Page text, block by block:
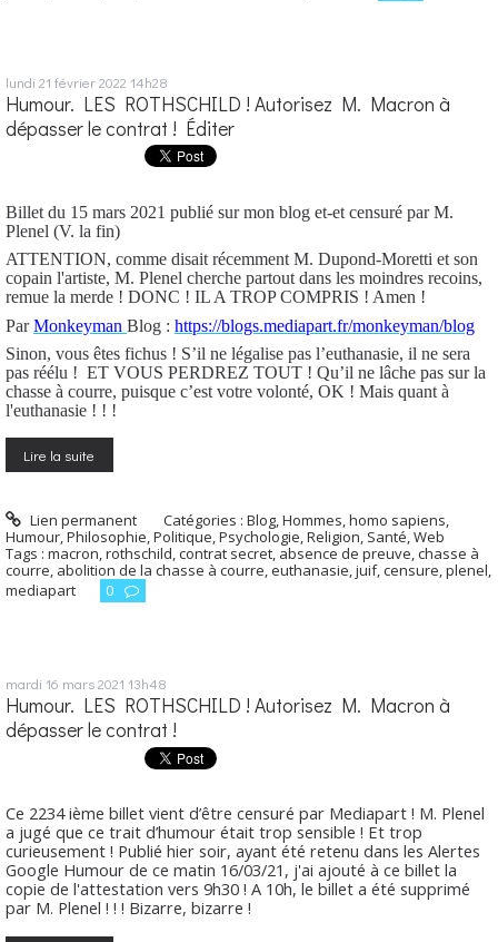
lundi 21 février 2022 14h28
Humour. LES ROTHSCHILD ! Autorisez M. Macron à
dépasser le contrat ! Éditer
Billet du 15 mars 2021 publié sur mon blog et-et censuré par M.
Plenel (V. la fin)
ATTENTION, comme disait récemment M. Dupond-Moretti et son
copain l'artiste, M. Plenel cherche partout dans les moindres recoins,
remue la merde ! DONC ! IL A TROP COMPRIS ! Amen !
ParMonkeyman Blog : https://blogs.mediapart.fr/monkeyman/blog
Sinon, vous êtes fichus ! S’il ne légalise pas l’euthanasie, il ne sera
pas réélu ! ET VOUS PERDREZ TOUT ! Qu’il ne lâche pas sur la
chasse à courre, puisque c’est votre volonté, OK ! Mais quant à
l'euthanasie ! ! !
Lire la suite
Lien permanent Catégories :Blog,Hommes, homo sapiens,
Humour,Philosophie,Politique,Psychologie,Religion, Santé,Web
Tags : macron,rothschild,contrat secret, absence de preuve,chasse à
courre, abolition de la chasse à courre,euthanasie,juif,censure,plenel,
mediapart
0
mardi 16 mars 2021 13h48
Humour. LES ROTHSCHILD ! Autorisez M. Macron à
dépasser le contrat !
Ce 2234 ième billet vient d’être censuré par Mediapart ! M. Plenel
a jugé que ce trait d’humour était trop sensible ! Et trop
curieusement ! Publié hier soir, ayant été retenu dans les Alertes
Google Humour de ce matin 16/03/21, j'ai ajouté à ce billet la
copie de l'attestation vers 9h30 ! A 10h, le billet a été supprimé
par M. Plenel ! ! ! Bizarre, bizarre !